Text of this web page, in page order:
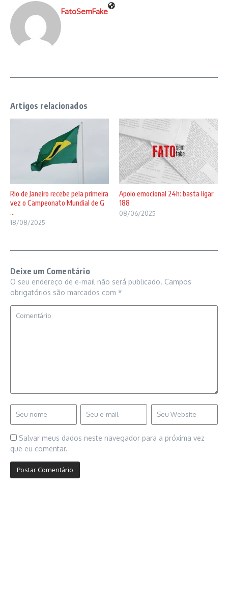
FatoSemFake
Artigos relacionados
Rio de Janeiro recebe pela primeira
vez o Campeonato Mundial de G
...
18/08/2025
Apoio emocional 24h: basta ligar
188
08/06/2025
Deixe um Comentário
O seu endereço de e-mail não será publicado. Campos
obrigatórios são marcados com *
Salvar meus dados neste navegador para a próxima vez
que eu comentar.